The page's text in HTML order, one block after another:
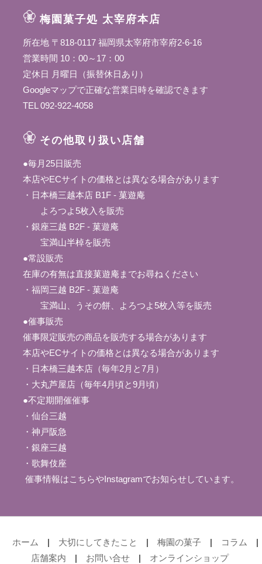
梅園菓子処 太宰府本店
所在地 〒818-0117 福岡県太宰府市宰府2-6-16
営業時間 10：00～17：00
定休日 月曜日（振替休日あり）
Googleマップで正確な営業日時を確認できます
TEL 092-922-4058
その他取り扱い店舗
●毎月25日販売
本店やECサイトの価格とは異なる場合があります
・日本橋三越本店 B1F - 菓遊庵
よろつよ5枚入を販売
・銀座三越 B2F - 菓遊庵
宝満山半棹を販売
●常設販売
在庫の有無は直接菓遊庵までお尋ねください
・福岡三越 B2F - 菓遊庵
宝満山、うその餅、よろつよ5枚入等を販売
●催事販売
催事限定販売の商品を販売する場合があります
本店やECサイトの価格とは異なる場合があります
・日本橋三越本店（毎年2月と7月）
・大丸芦屋店（毎年4月頃と9月頃）
●不定期開催催事
・仙台三越
・神戸阪急
・銀座三越
・歌舞伎座
催事情報はこちらやInstagramでお知らせしています。
ホーム | 大切にしてきたこと | 梅園の菓子 | コラム
|
店舗案内
| お問い合せ | オンラインショップ